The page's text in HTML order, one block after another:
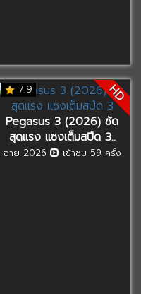
7.9 HD
Pegasus 3 (2026) ซัด
สุดแรง แซงเต็มสปีด 3..
ฉาย 2026 เข้าชม 59 ครั้ง